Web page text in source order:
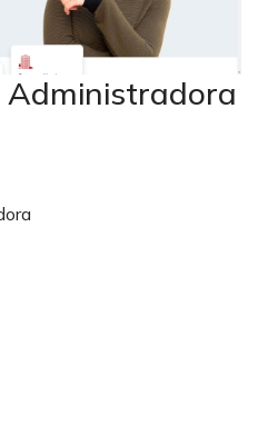
Administradora